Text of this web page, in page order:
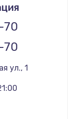
70
70
ул., 1